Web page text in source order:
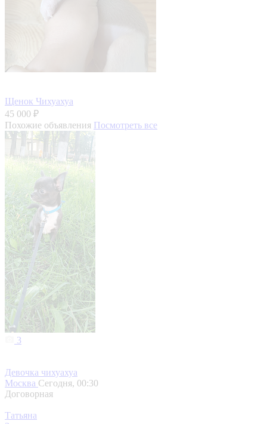
Щенок Чихуахуа
45 000 ₽
Похожие объявления Посмотреть все
3
Девочка чихуахуа
Москва Сегодня, 00:30
Договорная
Татьяна